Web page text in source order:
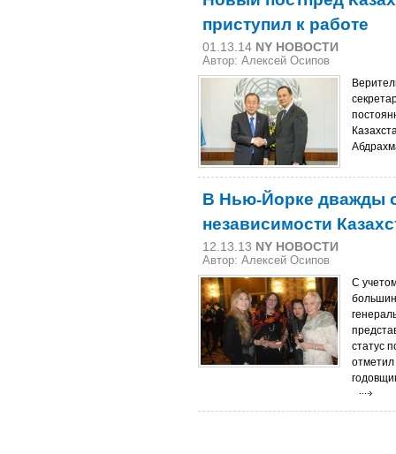
приступил к работе
01.13.14 NY НОВОСТИ
Автор: Алексей Осипов
В Нью-Йорке дважды
независимости
12.13.13 NY НОВОСТИ
Автор: Алексей Осипов
С
статус